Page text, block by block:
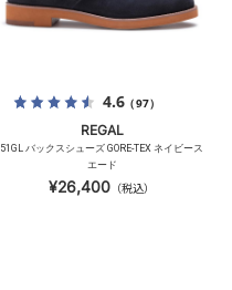
4.6（97）
REGAL
51GL バックスシューズ GORE-TEX ネイビース
エード
¥26,400 （税込）